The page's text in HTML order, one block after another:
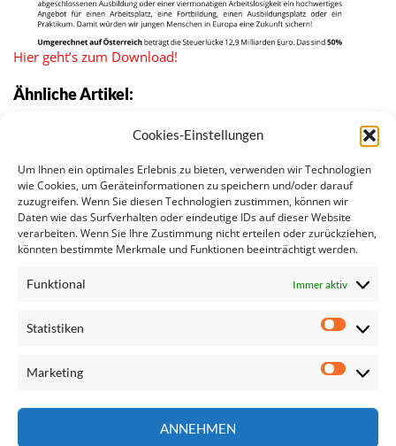
Cookies-Einstellungen
Um Ihnen ein optimales Erlebnis zu bieten, verwenden wir Technologien
wie Cookies, um Geräteinformationen zu speichern und/oder darauf
zuzugreifen. Wenn Sie diesen Technologien zustimmen, können wir
Daten wie das Surfverhalten oder eindeutige IDs auf dieser Website
verarbeiten. Wenn Sie Ihre Zustimmung nicht erteilen oder zurückziehen,
könnten bestimmte Merkmale und Funktionen beeinträchtigt werden.
Funktional Immer aktiv
Statistiken
Marketing
ANNEHMEN
Hier geht’s zum Download!
Ähnliche Artikel:
Steuergerechtigkeit
Offener Unterstützungsbrief an LuxLeaks-
Whistleblower
Panama-Ausschuss vom 8. November 2016
Deal on binding pay transparency rules to close the…
S&Ds want more gender equality through the EU
Seite